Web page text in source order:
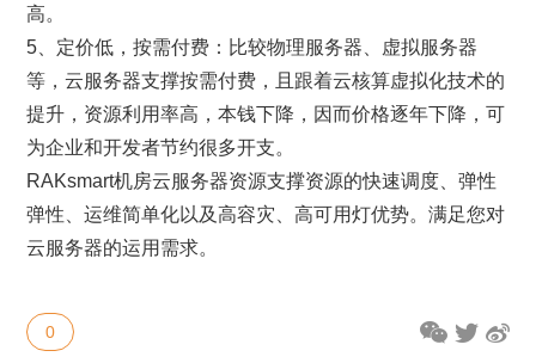
高。
5、定价低，按需付费：比较物理服务器、虚拟服务器
等，云服务器支撑按需付费，且跟着云核算虚拟化技术的
提升，资源利用率高，本钱下降，因而价格逐年下降，可
为企业和开发者节约很多开支。
RAKsmart机房云服务器资源支撑资源的快速调度、弹性
弹性、运维简单化以及高容灾、高可用灯优势。满足您对
云服务器的运用需求。
0